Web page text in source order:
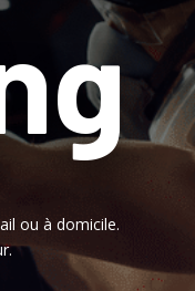
ou à domicile.